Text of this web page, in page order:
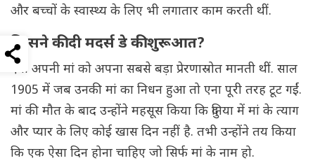
और बच्चों के स्वास्थ्य के लिए भी लगातार काम करती थीं.
किसने की दी मदर्स डे की शुरूआत?
एना अपनी मां को अपना सबसे बड़ा प्रेरणास्रोत मानती थीं. साल
1905 में जब उनकी मां का निधन हुआ तो एना पूरी तरह टूट गईं.
मां की मौत के बाद उन्होंने महसूस किया कि दुनिया में मां के त्याग
और प्यार के लिए कोई खास दिन नहीं है. तभी उन्होंने तय किया
कि एक ऐसा दिन होना चाहिए जो सिर्फ मां के नाम हो.